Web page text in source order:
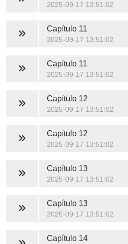
2025-09-17 13:51:02
Capítulo 11
2025-09-17 13:51:02
Capítulo 11
2025-09-17 13:51:02
Capítulo 12
2025-09-17 13:51:02
Capítulo 12
2025-09-17 13:51:02
Capítulo 13
2025-09-17 13:51:02
Capítulo 13
2025-09-17 13:51:02
Capítulo 14